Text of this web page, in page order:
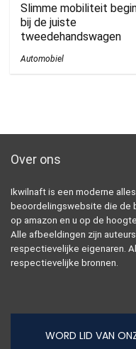
Slimme mobiliteit
bij de juiste
tweedehandswagen
Automobiel
Over ons
Ikwilnaft is een moderne
beoordelingswebsite die de
op amazon en u op de
Alle afbeeldingen zijn
respectievelijke eigenaren.
respectievelijke bronnen.
WORD LID VAN